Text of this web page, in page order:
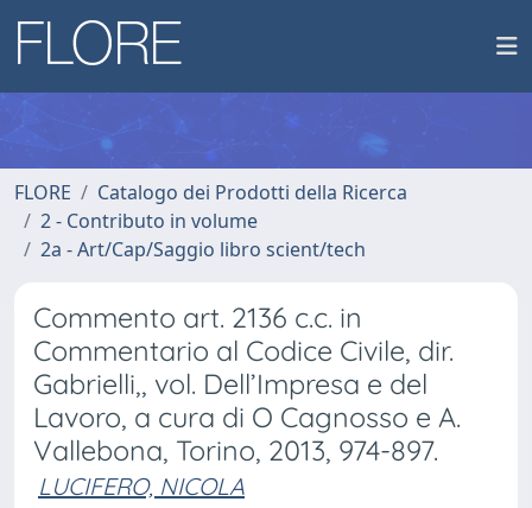
FLORE
Catalogo dei Prodotti della Ricerca
2 - Contributo in volume
2a - Art/Cap/Saggio libro scient/tech
Commento art. 2136 c.c. in
Commentario al Codice Civile, dir.
Gabrielli,, vol. Dell’Impresa e del
Lavoro, a cura di O Cagnosso e A.
Vallebona, Torino, 2013, 974-897.
LUCIFERO, NICOLA